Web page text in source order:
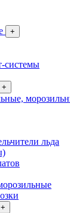
+
системы
+
льда
+